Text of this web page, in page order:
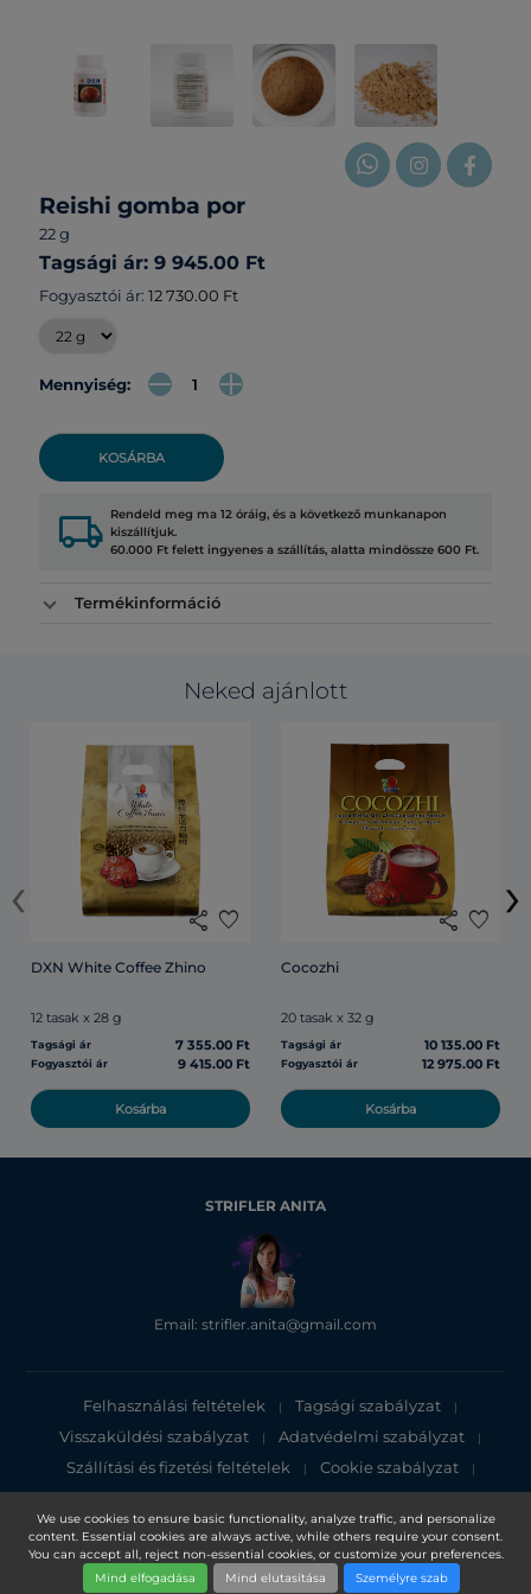
We use cookies to ensure basic functionality, analyze traffic, and personalize
content. Essential cookies are always active, while others require your consent.
You can accept all, reject non-essential cookies, or customize your preferences.
Mind elfogadása
Mind elutasítása Személyre szab
Reishi gomba por
22 g
Tagsági ár: 9 945.00 Ft
Fogyasztói ár: 12 730.00 Ft
Mennyiség:
KOSÁRBA
local_shipping Rendeld meg ma 12 óráig, és a következő munkanapon
kiszállítjuk.
60.000 Ft felett ingyenes a szállítás, alatta mindössze 600 Ft.
Termékinformáció
Neked ajánlott
share favorite
DXN White Coffee Zhino
12 tasak x 28 g
Tagsági ár 7 355.00 Ft
Fogyasztói ár 9 415.00 Ft
Kosárba
share favorite
Cocozhi
20 tasak x 32 g
Tagsági ár 10 135.00 Ft
Fogyasztói ár 12 975.00 Ft
Kosárba
‹ ›
STRIFLER ANITA
Email: strifler.anita@gmail.com
Felhasználási feltételek | Tagsági szabályzat |
Visszaküldési szabályzat | Adatvédelmi szabályzat |
Szállítási és fizetési feltételek | Cookie szabályzat |
Adatvédelmi tájékoztató
Copyright 2025, DXN Holdings Bhd. 199501033918 (363120-V)